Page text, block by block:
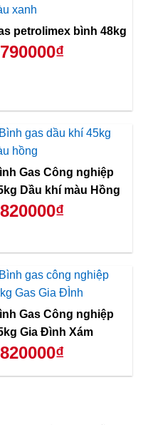
petrolimex bình 48kg
Gas Công nghiệp
Dầu khí màu Hồng
Gas Công nghiệp
Gia Đình Xám